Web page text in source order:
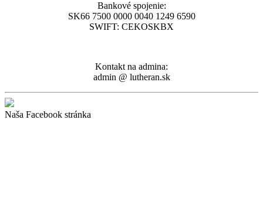
Bankové spojenie:
SK66 7500 0000 0040 1249 6590
SWIFT: CEKOSKBX
Kontakt na admina:
admin @ lutheran.sk
Naša Facebook stránka